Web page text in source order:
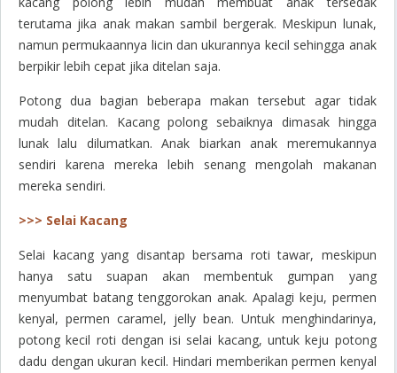
terutama jika anak makan sambil bergerak. Meskipun lunak,
namun permukaannya licin dan ukurannya kecil sehingga anak
berpikir lebih cepat jika ditelan saja.
Potong dua bagian beberapa makan tersebut agar tidak
mudah ditelan. Kacang polong sebaiknya dimasak hingga
lunak lalu dilumatkan. Anak biarkan anak meremukannya
sendiri karena mereka lebih senang mengolah makanan
mereka sendiri.
>>> Selai Kacang
Selai kacang yang disantap bersama roti tawar, meskipun
hanya satu suapan akan membentuk gumpan yang
menyumbat batang tenggorokan anak. Apalagi keju, permen
kenyal, permen caramel, jelly bean. Untuk menghindarinya,
potong kecil roti dengan isi selai kacang, untuk keju potong
dadu dengan ukuran kecil. Hindari memberikan permen kenyal